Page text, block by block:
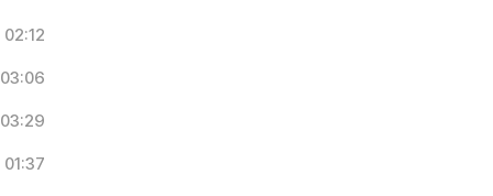
02:12
03:06
03:29
01:37